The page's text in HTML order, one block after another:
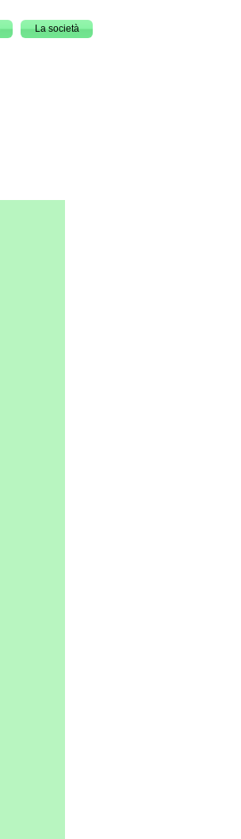
La società